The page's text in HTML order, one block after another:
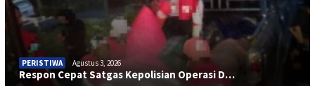
PERISTIWA Agustus 3, 2026
Respon Cepat Satgas Kepolisian Operasi D…